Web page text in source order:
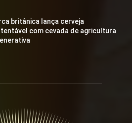
britânica lança cerveja
com cevada de agricultura